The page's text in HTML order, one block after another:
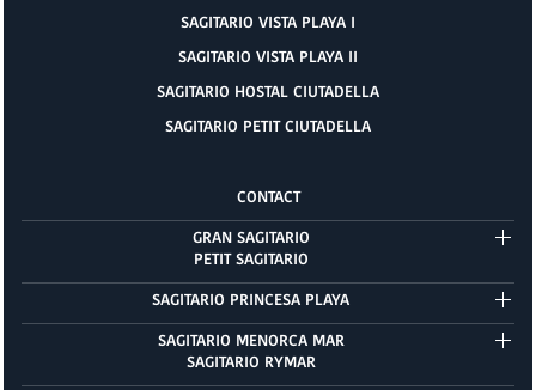
SAGITARIO VISTA PLAYA I
SAGITARIO VISTA PLAYA II
SAGITARIO HOSTAL CIUTADELLA
SAGITARIO PETIT CIUTADELLA
CONTACT
GRAN SAGITARIO
PETIT SAGITARIO
SAGITARIO PRINCESA PLAYA
SAGITARIO MENORCA MAR
SAGITARIO RYMAR